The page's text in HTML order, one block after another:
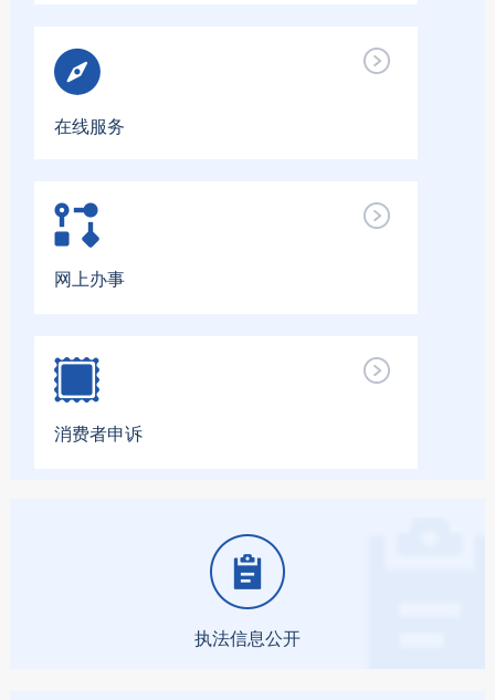
在线服务
网上办事
消费者申诉
执法信息公开